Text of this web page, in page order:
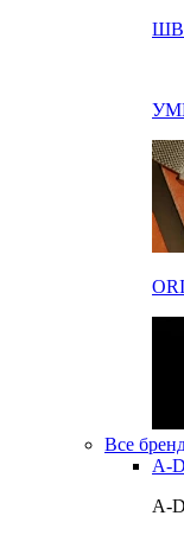
Все
A-D
A-D